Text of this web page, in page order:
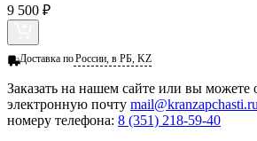
9 500 ₽
Доставка поРоссии, в РБ, KZ
Заказать на нашем сайте или вы можете
электронную почту mail@kranzapchasti.ru
номеру телефона: 8 (351) 218-59-40